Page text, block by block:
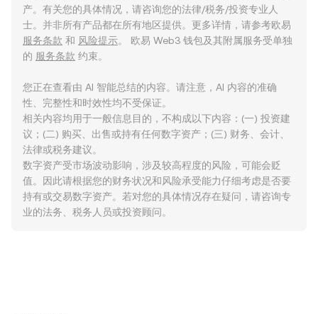
产。有关您的具体情况，请咨询您的法律/税务/投资专业人
士。并非所有产品都在所有地区提供。更多详情，请参考欧易
服务条款 和 风险提示。 欧易 Web3 钱包及其附属服务受单独
的 服务条款 约束。
您正在查看由 AI 智能总结的内容。请注意，AI 内容的准确
性、完整性和时效性均不受保证。
相关内容均用于一般信息目的，不构成以下内容：(一) 投资建
议；(二) 购买、出售或持有任何数字资产；(三) 财务、会计、
法律或税务建议。
数字资产受市场波动影响，涉及较高程度的风险，可能会贬
值。因此请根据您的财务状况和风险承受能力仔细考虑是否要
持有或交易数字资产。若对您的具体情况存在疑问，请咨询专
业的法务、税务人员或投资顾问。